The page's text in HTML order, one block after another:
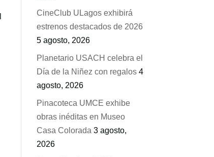
CineClub ULagos exhibirá
estrenos destacados de 2026
5 agosto, 2026
Planetario USACH celebra el
Día de la Niñez con regalos 4
agosto, 2026
Pinacoteca UMCE exhibe
obras inéditas en Museo
Casa Colorada 3 agosto,
2026